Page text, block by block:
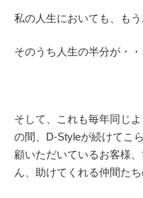
私の人生においても、もう
そのうち人生の半分が・
そして、これも毎年同じ
の間、D-Styleが続けてこ
顧いただいているお客様
ん、助けてくれる仲間た